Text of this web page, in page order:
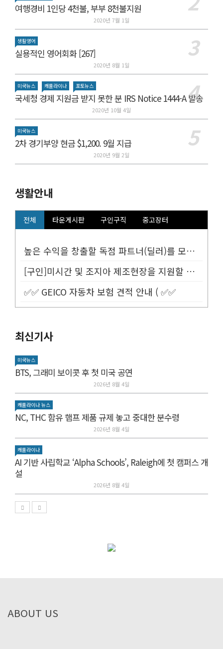
여행경비 1인당 4천불, 부부 8천불지원
2020년 7월 1일
생활영어
실용적인 영어회화 [267]
2020년 8월 1일
미국뉴스 캐롤라이나 포토뉴스
국세청 경제 지원금 받지 못한 분 IRS Notice 1444-A 발송
2020년 10월 4일
미국뉴스
2차 경기부양 현금 $1,200. 9월 지급
2020년 9월 2일
생활안내
전체 타운게시판 구인구직 중고장터
높은 수익을 창출할 독점 파트너(딜러)를 모십니다.
[구인]미시간 및 조지아 제조현장을 지원할 Customer Service...
✅✅ GEICO 자동차 보험 견적 안내 ( ✅✅
최신기사
미국뉴스
BTS, 그래미 보이콧 후 첫 미국 공연
2026년 8월 4일
캐롤라이나 뉴스
NC, THC 함유 햄프 제품 규제 놓고 중대한 분수령
2026년 8월 4일
캐롤라이나
AI 기반 사립학교 ‘Alpha Schools’, Raleigh에 첫 캠퍼스 개
설
2026년 8월 4일
ABOUT US